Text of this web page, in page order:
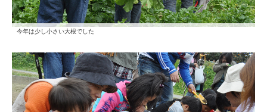
今年は少し小さい大根でした